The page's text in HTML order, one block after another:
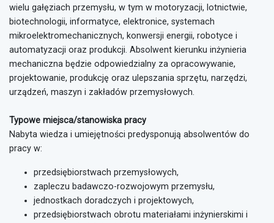
wielu gałęziach przemysłu, w tym w motoryzacji, lotnictwie,
biotechnologii, informatyce, elektronice, systemach
mikroelektromechanicznych, konwersji energii, robotyce i
automatyzacji oraz produkcji. Absolwent kierunku inżynieria
mechaniczna będzie odpowiedzialny za opracowywanie,
projektowanie, produkcję oraz ulepszania sprzętu, narzędzi,
urządzeń, maszyn i zakładów przemysłowych.
Typowe miejsca/stanowiska pracy
Nabyta wiedza i umiejętności predysponują absolwentów do
pracy w:
przedsiębiorstwach przemysłowych,
zapleczu badawczo-rozwojowym przemysłu,
jednostkach doradczych i projektowych,
przedsiębiorstwach obrotu materiałami inżynierskimi i